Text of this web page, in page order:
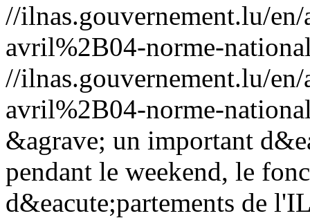
//ilnas.gouvernement.lu/
avril%2B04-norme-
//ilnas.gouvernement.lu/
avril%2B04-norme-
&agrave; un important
pendant le weekend, le
d&eacute;partements de